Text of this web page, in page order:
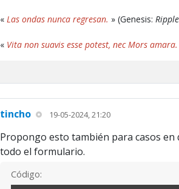
« Las ondas nunca regresan. » (Genesis:
« Vita non suavis esse potest, nec Mors amara.
tincho 19-05-2024, 21:20
Propongo esto también para casos
todo el formulario.
Código: